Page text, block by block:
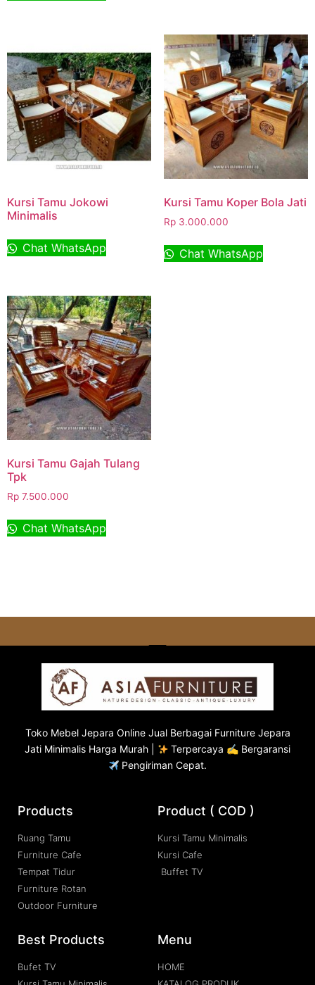
Kursi Tamu Jokowi
Minimalis
Chat WhatsApp
Kursi Tamu Koper Bola Jati
Rp3.000.000
Chat WhatsApp
Kursi Tamu Gajah Tulang
Tpk
Rp 7.500.000
Chat WhatsApp
Toko Mebel Jepara Online Jual Berbagai Furniture Jepara
Jati Minimalis Harga Murah |
Terpercaya ✍ Bergaransi
Pengiriman Cepat.
Products
Ruang Tamu
Furniture Cafe
Tempat Tidur
Furniture Rotan
Outdoor Furniture
Product ( COD )
Kursi Tamu Minimalis
Kursi Cafe
Buffet TV
Best Products
Bufet TV
Menu
HOME